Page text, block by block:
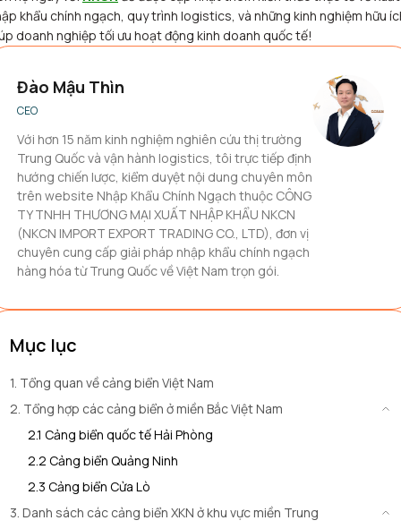
khẩu chính ngạch, quy trình logistics, và những kinh nghiệm hữu
doanh nghiệp tối ưu hoạt động kinh doanh quốc tế!
Đào Mậu Thìn
CEO
Với hơn 15 năm kinh nghiệm nghiên cứu thị trường
Trung Quốc và vận hành logistics, tôi trực tiếp định
hướng chiến lược, kiểm duyệt nội dung chuyên môn
trên website Nhập Khẩu Chính Ngạch thuộc CÔNG
TY TNHH THƯƠNG MẠI XUẤT NHẬP KHẨU NKCN
(NKCN IMPORT EXPORT TRADING CO., LTD), đơn vị
chuyên cung cấp giải pháp nhập khẩu chính ngạch
hàng hóa từ Trung Quốc về Việt Nam trọn gói.
Mục lục
1. Tổng quan về cảng biển Việt Nam
2. Tổng hợp các cảng biển ở miền Bắc Việt Nam
2.1 Cảng biển quốc tế Hải Phòng
2.2 Cảng biển Quảng Ninh
2.3 Cảng biển Cửa Lò
3. Danh sách các cảng biển XKN ở khu vực miền Trung